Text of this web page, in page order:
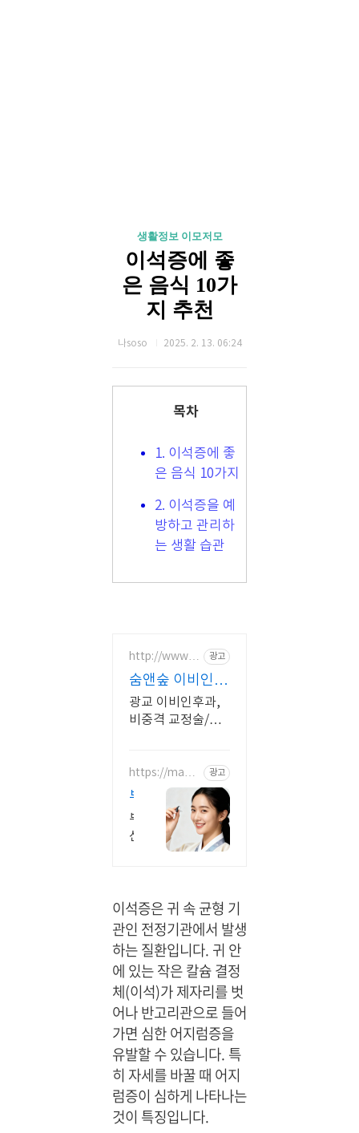
생활정보 이모저모
이석증에 좋
은 음식 10가
지 추천
나soso 2025. 2. 13. 06:24
목차
1. 이석증에 좋
은 음식 10가지
2. 이석증을 예
방하고 관리하
는 생활 습관
http://www.s
oomsoof.co.
kr
광고
숨앤숲 이비인후
과의원
광교 이비인후과,
비중격 교정술/재
https://map.n
aver.com/p/e
ntry/place/20
47627034
광고
부
산
대
보
청
기
미
국
국
제
청
각
협
회
정
부
산
선
택,
음
오
셔
도
편
안
한
1:1
상
담,
이석증은 귀 속 균형 기
관인 전정기관에서 발생
하는 질환입니다. 귀 안
에 있는 작은 칼슘 결정
체(이석)가 제자리를 벗
어나 반고리관으로 들어
가면 심한 어지럼증을
유발할 수 있습니다. 특
히 자세를 바꿀 때 어지
럼증이 심하게 나타나는
것이 특징입니다.